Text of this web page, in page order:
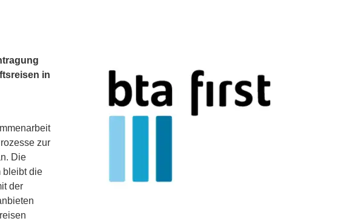
in
zur
Die
bleibt die
der